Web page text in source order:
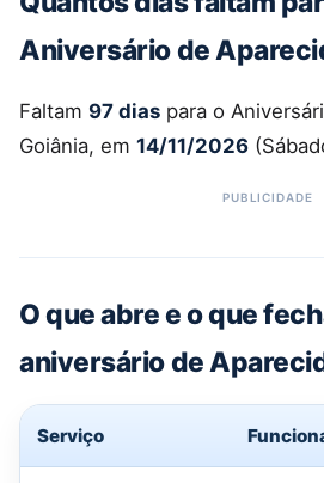
Aniversário de
Faltam 97 dias para o
Goiânia, em 14/11/2026
O que abre e o que
aniversário de
Serviço